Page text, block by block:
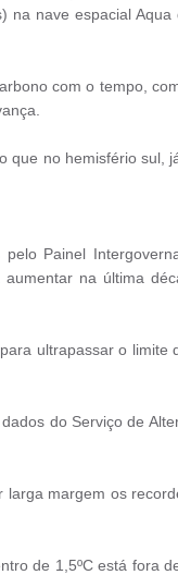
na nave espacial
com o tempo,
que no hemisfério sul,
Painel
na última
ultrapassar o limite
do Serviço de
margem os
de 1,5ºC está fora